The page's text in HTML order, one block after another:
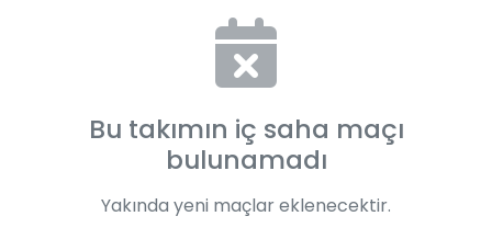
Bu takımın iç saha maçı
bulunamadı
Yakında yeni maçlar eklenecektir.